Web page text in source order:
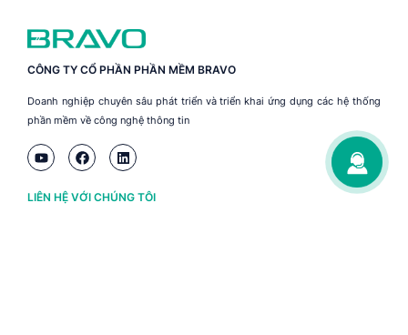
CÔNG TY CỔ PHẦN PHẦN MỀM BRAVO
Doanh nghiệp chuyên sâu phát triển và triển khai ứng dụng các hệ thống
phần mềm về công nghệ thông tin
LIÊN HỆ VỚI CHÚNG TÔI